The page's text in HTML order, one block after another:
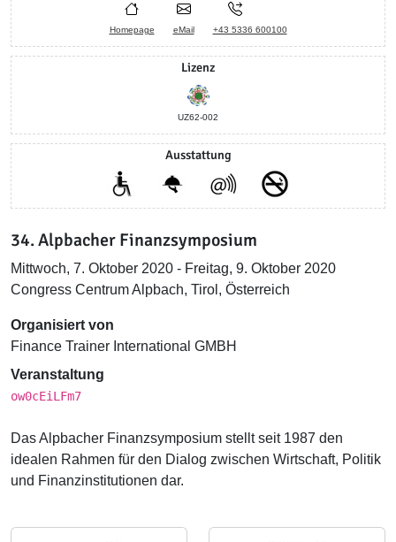
Homepage eMail +43 5336 600100
Lizenz
UZ62-002
Ausstattung
34. Alpbacher Finanzsymposium
Mittwoch, 7. Oktober 2020 - Freitag, 9. Oktober 2020
Congress Centrum Alpbach, Tirol, Österreich
Organisiert von
Finance Trainer International GMBH
Veranstaltung
ow0cEiLFm7
Das Alpbacher Finanzsymposium stellt seit 1987 den
idealen Rahmen für den Dialog zwischen Wirtschaft, Politik
und Finanzinstitutionen dar.